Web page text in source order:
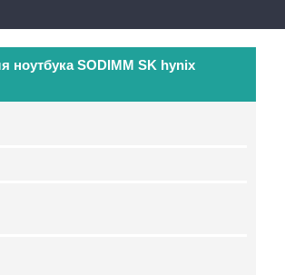
ноутбука SODIMM SK hynix